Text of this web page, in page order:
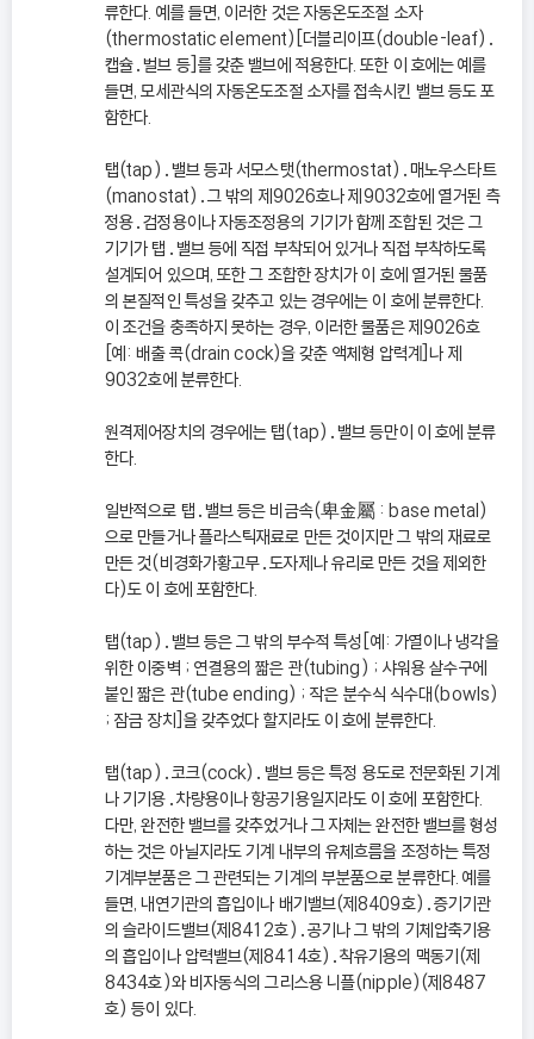
류한다. 예를 들면, 이러한 것은 자동온도조절 소자
(thermostatic element)[더블리이프(double-leaf)․
캡슐․벌브 등]를 갖춘 밸브에 적용한다. 또한 이 호에는 예를
들면, 모세관식의 자동온도조절 소자를 접속시킨 밸브 등도 포
함한다.
탭(tap)․밸브 등과 서모스탯(thermostat)․매노우스타트
(manostat)․그 밖의 제9026호나 제9032호에 열거된 측
정용․검정용이나 자동조정용의 기기가 함께 조합된 것은 그
기기가 탭․밸브 등에 직접 부착되어 있거나 직접 부착하도록
설계되어 있으며, 또한 그 조합한 장치가 이 호에 열거된 물품
의 본질적인 특성을 갖추고 있는 경우에는 이 호에 분류한다.
이 조건을 충족하지 못하는 경우, 이러한 물품은 제9026호
[예: 배출 콕(drain cock)을 갖춘 액체형 압력계]나 제
9032호에 분류한다.
원격제어장치의 경우에는 탭(tap)․밸브 등만이 이 호에 분류
한다.
일반적으로 탭․밸브 등은 비금속(卑金屬 : base metal)
으로 만들거나 플라스틱재료로 만든 것이지만 그 밖의 재료로
만든 것(비경화가황고무․도자제나 유리로 만든 것을 제외한
다)도 이 호에 포함한다.
탭(tap)․밸브 등은 그 밖의 부수적 특성[예: 가열이나 냉각을
위한 이중벽 ; 연결용의 짧은 관(tubing) ; 샤워용 살수구에
붙인 짧은 관(tube ending) ; 작은 분수식 식수대(bowls)
; 잠금 장치]을 갖추었다 할지라도 이 호에 분류한다.
탭(tap)․코크(cock)․밸브 등은 특정 용도로 전문화된 기계
나 기기용․차량용이나 항공기용일지라도 이 호에 포함한다.
다만, 완전한 밸브를 갖추었거나 그 자체는 완전한 밸브를 형성
하는 것은 아닐지라도 기계 내부의 유체흐름을 조정하는 특정
기계부분품은 그 관련되는 기계의 부분품으로 분류한다. 예를
들면, 내연기관의 흡입이나 배기밸브(제8409호)․증기기관
의 슬라이드밸브(제8412호)․공기나 그 밖의 기체압축기용
의 흡입이나 압력밸브(제8414호)․착유기용의 맥동기(제
8434호)와 비자동식의 그리스용 니플(nipple)(제8487
호) 등이 있다.